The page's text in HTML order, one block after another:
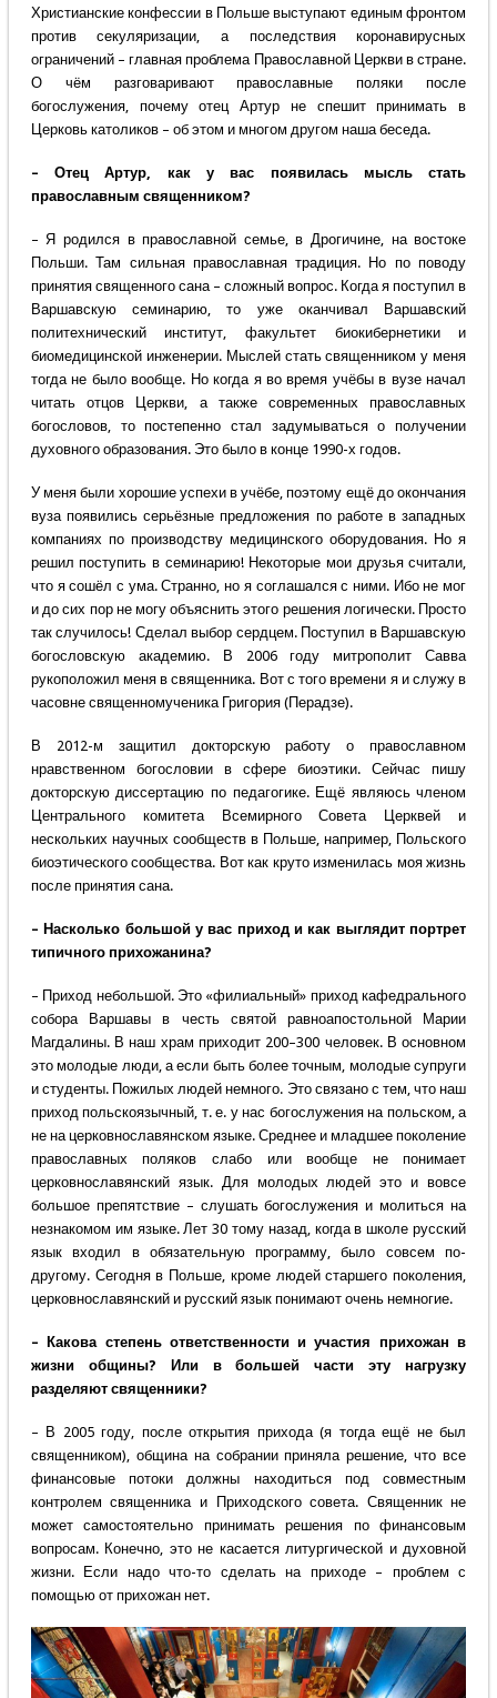
Христианские конфессии в Польше выступают единым фронтом
против секуляризации, а последствия коронавирусных
ограничений – главная проблема Православной Церкви в стране.
О чём разговаривают православные поляки после
богослужения, почему отец Артур не спешит принимать в
Церковь католиков – об этом и многом другом наша беседа.
– Отец Артур, как у вас появилась мысль стать
православным священником?
– Я родился в православной семье, в Дрогичине, на востоке
Польши. Там сильная православная традиция. Но по поводу
принятия священного сана – сложный вопрос. Когда я поступил в
Варшавскую семинарию, то уже оканчивал Варшавский
политехнический институт, факультет биокибернетики и
биомедицинской инженерии. Мыслей стать священником у меня
тогда не было вообще. Но когда я во время учёбы в вузе начал
читать отцов Церкви, а также современных православных
богословов, то постепенно стал задумываться о получении
духовного образования. Это было в конце 1990-х годов.
У меня были хорошие успехи в учёбе, поэтому ещё до окончания
вуза появились серьёзные предложения по работе в западных
компаниях по производству медицинского оборудования. Но я
решил поступить в семинарию! Некоторые мои друзья считали,
что я сошёл с ума. Странно, но я соглашался с ними. Ибо не мог
и до сих пор не могу объяснить этого решения логически. Просто
так случилось! Сделал выбор сердцем. Поступил в Варшавскую
богословскую академию. В 2006 году митрополит Савва
рукоположил меня в священника. Вот с того времени я и служу в
часовне священномученика Григория (Перадзе).
В 2012-м защитил докторскую работу о православном
нравственном богословии в сфере биоэтики. Сейчас пишу
докторскую диссертацию по педагогике. Ещё являюсь членом
Центрального комитета Всемирного Совета Церквей и
нескольких научных сообществ в Польше, например, Польского
биоэтического сообщества. Вот как круто изменилась моя жизнь
после принятия сана.
– Насколько большой у вас приход и как выглядит портрет
типичного прихожанина?
– Приход небольшой. Это «филиальный» приход кафедрального
собора Варшавы в честь святой равноапостольной Марии
Магдалины. В наш храм приходит 200–300 человек. В основном
это молодые люди, а если быть более точным, молодые супруги
и студенты. Пожилых людей немного. Это связано с тем, что наш
приход польскоязычный, т. е. у нас богослужения на польском, а
не на церковнославянском языке. Среднее и младшее поколение
православных поляков слабо или вообще не понимает
церковнославянский язык. Для молодых людей это и вовсе
большое препятствие – слушать богослужения и молиться на
незнакомом им языке. Лет 30 тому назад, когда в школе русский
язык входил в обязательную программу, было совсем по-
другому. Сегодня в Польше, кроме людей старшего поколения,
церковнославянский и русский язык понимают очень немногие.
– Какова степень ответственности и участия прихожан в
жизни общины? Или в большей части эту нагрузку
разделяют священники?
– В 2005 году, после открытия прихода (я тогда ещё не был
священником), община на собрании приняла решение, что все
финансовые потоки должны находиться под совместным
контролем священника и Приходского совета. Священник не
может самостоятельно принимать решения по финансовым
вопросам. Конечно, это не касается литургической и духовной
жизни. Если надо что-то сделать на приходе – проблем с
помощью от прихожан нет.